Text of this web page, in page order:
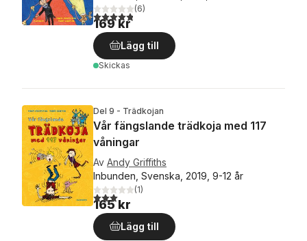
4,8utav 5 stjärnor. Totalt antal röster:
(6)
169 kr
Lägg till
Skickas
Del 9 - Trädkojan
Vår fängslande trädkoja med 117
våningar
Av Andy Griffiths
Inbunden, Svenska, 2019, 9-12 år
3,0utav 5 stjärnor. Totalt antal röster:
(1)
165 kr
Lägg till